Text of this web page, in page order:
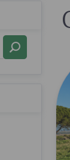
Olio,
condimenti
Pesti e paté
Sughi
Olio e aceto
Spezie